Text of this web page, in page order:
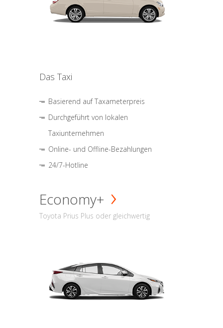
Das Taxi
Basierend auf Taxameterpreis
Durchgeführt von lokalen
Taxiunternehmen
Online- und Offline-Bezahlungen
24/7-Hotline
Economy+
Toyota Prius Plus oder gleichwertig